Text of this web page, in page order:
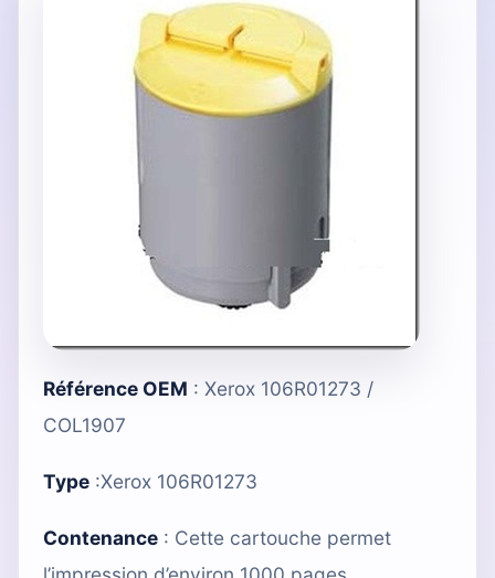
Référence OEM : Xerox 106R01273 /
COL1907
Type :Xerox 106R01273
Contenance : Cette cartouche permet